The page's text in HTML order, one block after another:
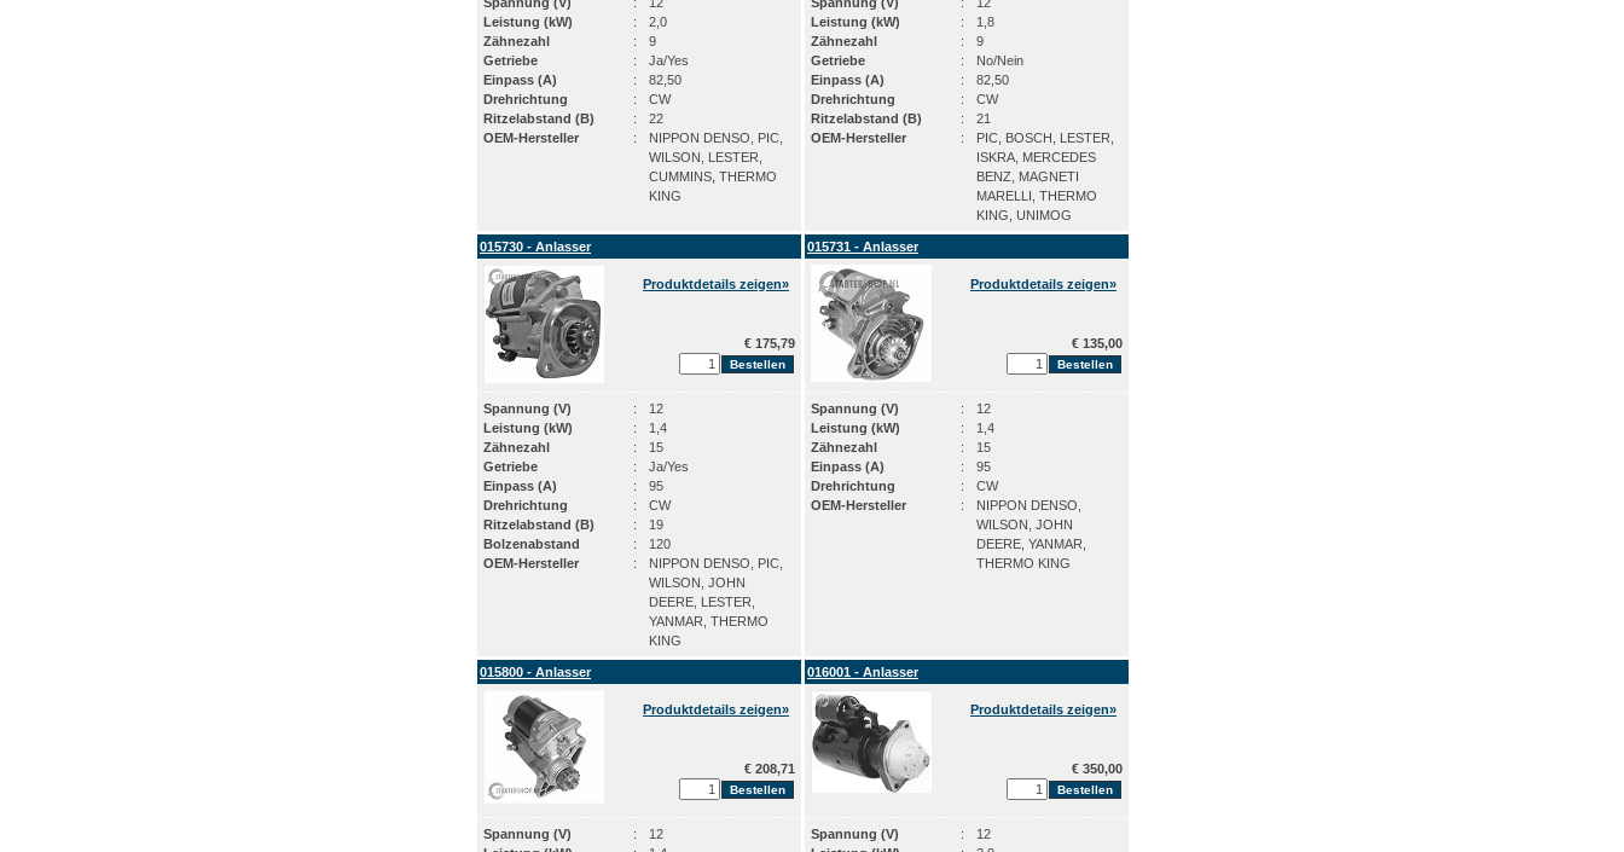
Leistung (kW)
:
2,0
Zähnezahl
:
9
Getriebe
:
Ja/Yes
Einpass (A)
:
82,50
Drehrichtung
:
CW
Ritzelabstand (B)
:
22
OEM-Hersteller
:
NIPPON DENSO, PIC,
WILSON, LESTER,
CUMMINS, THERMO
KING
Leistung (kW)
:
1,8
Zähnezahl
:
9
Getriebe
:
No/Nein
Einpass (A)
:
82,50
Drehrichtung
:
CW
Ritzelabstand (B)
:
21
OEM-Hersteller
:
PIC, BOSCH, LESTER,
ISKRA, MERCEDES
BENZ, MAGNETI
MARELLI, THERMO
KING, UNIMOG
015730 - Anlasser
Produktdetails zeigen»
€ 175,79
Spannung (V) :
12
Leistung (kW)
:
1,4
Zähnezahl
:
15
Getriebe
:
Ja/Yes
Einpass (A)
:
95
Drehrichtung
:
CW
Ritzelabstand (B)
:
19
Bolzenabstand
:
120
OEM-Hersteller
:
NIPPON DENSO, PIC,
WILSON, JOHN
DEERE, LESTER,
YANMAR, THERMO
KING
015731 - Anlasser
Produktdetails zeigen»
€ 135,00
Spannung (V) :
12
Leistung (kW)
:
1,4
Zähnezahl
:
15
Einpass (A)
:
95
Drehrichtung
:
CW
OEM-Hersteller
:
NIPPON DENSO,
WILSON, JOHN
DEERE, YANMAR,
THERMO KING
015800 - Anlasser
Produktdetails zeigen»
€ 208,71
Spannung (V) :
12
016001 - Anlasser
Produktdetails zeigen»
€ 350,00
Spannung (V) :
12